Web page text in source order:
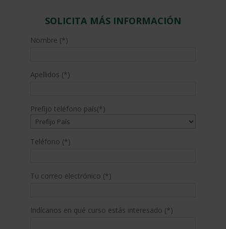
SOLICITA MÁS INFORMACIÓN
Nombre (*)
Apellidos (*)
Prefijo teléfono país(*)
Teléfono (*)
Tu correo electrónico (*)
Indícanos en qué curso estás interesado (*)